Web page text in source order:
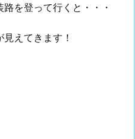
を登って行くと・・・
えてきます！